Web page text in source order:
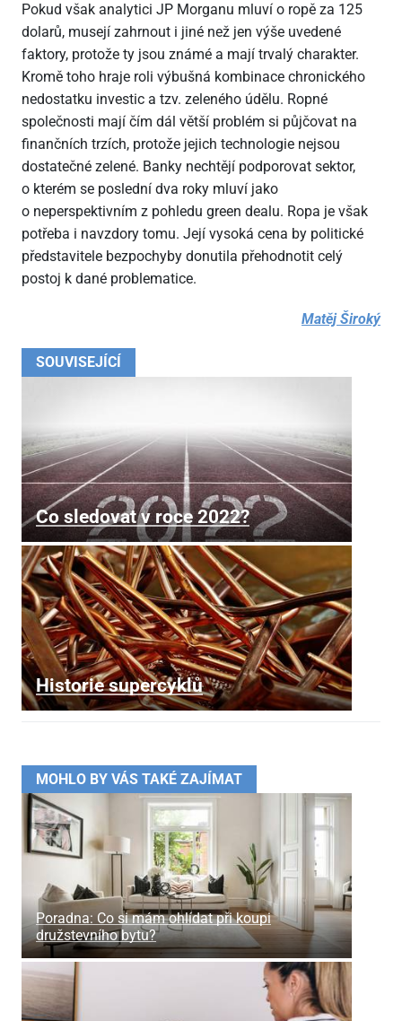
SOUVISEJÍCÍ
Co sledovat v roce 2022?
Historie supercyklů
Pokud však analytici JP Morganu mluví o ropě za 125
dolarů, musejí zahrnout i jiné než jen výše uvedené
faktory, protože ty jsou známé a mají trvalý charakter.
Kromě toho hraje roli výbušná kombinace chronického
nedostatku investic a tzv. zeleného údělu. Ropné
společnosti mají čím dál větší problém si půjčovat na
finančních trzích, protože jejich technologie nejsou
dostatečné zelené. Banky nechtějí podporovat sektor,
o kterém se poslední dva roky mluví jako
o neperspektivním z pohledu green dealu. Ropa je však
potřeba i navzdory tomu. Její vysoká cena by politické
představitele bezpochyby donutila přehodnotit celý
postoj k dané problematice.
Matěj Široký
MOHLO BY VÁS TAKÉ ZAJÍMAT
Poradna: Co si mám ohlídat při koupi
družstevního bytu?